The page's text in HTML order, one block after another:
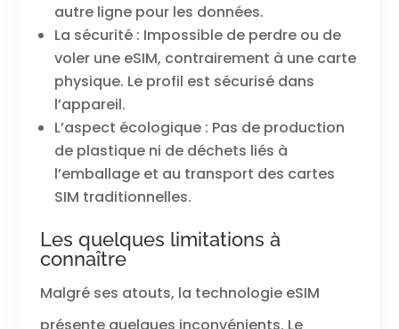
autre ligne pour les données.
La sécurité : Impossible de perdre ou de
voler une eSIM, contrairement à une carte
physique. Le profil est sécurisé dans
l’appareil.
L’aspect écologique : Pas de production
de plastique ni de déchets liés à
l’emballage et au transport des cartes
SIM traditionnelles.
Les quelques limitations à
connaître
Malgré ses atouts, la technologie eSIM